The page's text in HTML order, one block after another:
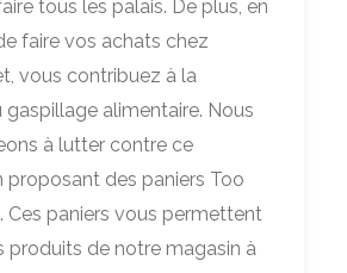
tous les palais. De plus, en
faire vos achats chez
vous contribuez à la
gaspillage alimentaire. Nous
à lutter contre ce
proposant des paniers Too
Ces paniers vous permettent
produits de notre magasin à